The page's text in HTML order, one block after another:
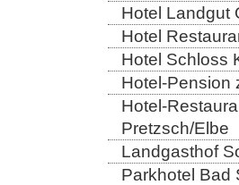
Hotel Landgut
Hotel
Hotel Schloss
Hotel-Pension
Hotel-
Pretzsch/Elbe
Landgasthof
Parkhotel Bad